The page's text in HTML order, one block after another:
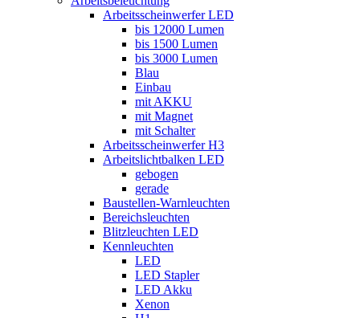
Arbeitsscheinwerfer LED
bis 12000 Lumen
bis 1500 Lumen
bis 3000 Lumen
Blau
Einbau
mit AKKU
mit Magnet
mit Schalter
Arbeitsscheinwerfer H3
Arbeitslichtbalken LED
gebogen
gerade
Baustellen-Warnleuchten
Bereichsleuchten
Blitzleuchten LED
Kennleuchten
LED
LED Stapler
LED Akku
Xenon